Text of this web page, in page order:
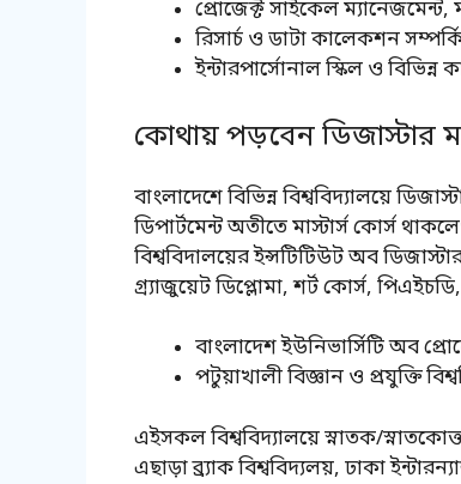
প্রোজেক্ট সাইকেল
রিসার্চ ও ডাটা কালেকশন
ইন্টারপার্সোনাল স্কিল ও
কোথায় পড়বেন ডিজাস্টার
বাংলাদেশে বিভিন্ন বিশ্ববিদ্যালয়ে
ডিপার্টমেন্ট অতীতে মাস্টার্স কোর্স
বিশ্ববিদালয়ের ইন্সটিটিউট অব
গ্র্যাজুয়েট ডিপ্লোমা, শর্ট কোর্স,
বাংলাদেশ ইউনিভার্সিটি অব
পটুয়াখালী বিজ্ঞান ও প্রযুক্তি
এইসকল বিশ্ববিদ্যালয়ে স্নাতক/
এছাড়া ব্র্যাক বিশ্ববিদ্যলয়, ঢাকা